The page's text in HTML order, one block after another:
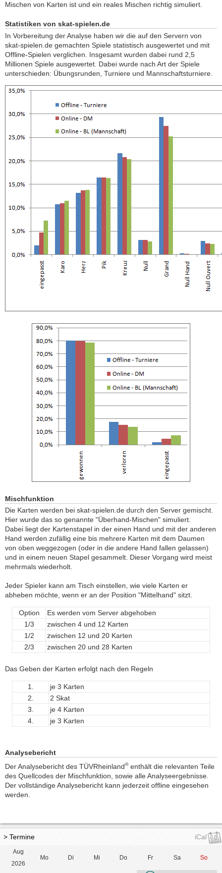
Mischen von Karten ist und ein reales Mischen richtig simuliert.
Statistiken von skat-spielen.de
In Vorbereitung der Analyse haben wir die auf den Servern von
skat-spielen.de gemachten Spiele statistisch ausgewertet und mit
Offline-Spielen verglichen. Insgesamt wurden dabei rund 2,5
Millionen Spiele ausgewertet. Dabei wurde nach Art der Spiele
unterschieden: Übungsrunden, Turniere und Mannschaftsturniere.
Mischfunktion
Die Karten werden bei skat-spielen.de durch den Server gemischt.
Hier wurde das so genannte "Überhand-Mischen" simuliert.
Dabei liegt der Kartenstapel in der einen Hand und mit der anderen
Hand werden zufällig eine bis mehrere Karten mit dem Daumen
von oben weggezogen (oder in die andere Hand fallen gelassen)
und in einem neuen Stapel gesammelt. Dieser Vorgang wird meist
mehrmals wiederholt.
Jeder Spieler kann am Tisch einstellen, wie viele Karten er
abheben möchte, wenn er an der Position "Mittelhand" sitzt.
Option
Es werden vom Server abgehoben
1/3
zwischen 4 und 12 Karten
1/2
zwischen 12 und 20 Karten
2/3
zwischen 20 und 28 Karten
Das Geben der Karten erfolgt nach den Regeln
1.
je 3 Karten
2.
2 Skat
3.
je 4 Karten
4.
je 3 Karten
Analysebericht
Der Analysebericht des TÜVRheinland®enthält die relevanten Teile
des Quellcodes der Mischfunktion, sowie alle Analyseergebnisse.
Der vollständige Analysebericht kann jederzeit offline eingesehen
werden.
> Termine iCal
Aug
2026
Mo Di Mi Do Fr Sa So